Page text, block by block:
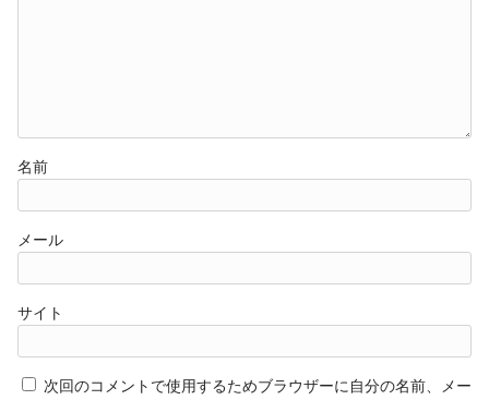
名前
メール
サイト
次回のコメントで使用するためブラウザーに自分の名前、メー